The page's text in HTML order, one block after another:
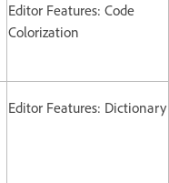
Editor Features: Code
Colorization
Editor Features: Dictionary